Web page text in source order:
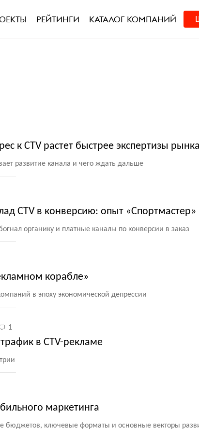
РЕЙТИНГИ КАТАЛОГ КОМПАНИЙ
к CTV растет быстрее экспертизы
развитие канала и чего ждать дальше
CTV в конверсию: опыт
органику и платные каналы по конверсии в заказ
корабле»
в эпоху экономической депрессии
1
в CTV-рекламе
маркетинга
бюджетов, ключевые форматы и основные векторы